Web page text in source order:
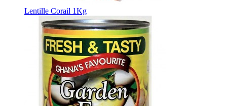
Lentille Corail 1Kg